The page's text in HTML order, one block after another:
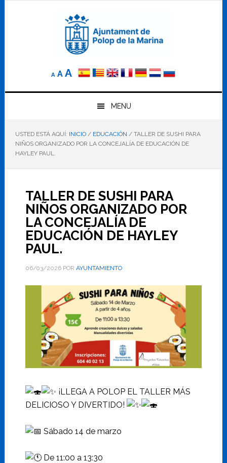
A
Reducir
elA Tamaño
AAumentar
el
tamaño
letra
MENU
USTED ESTÁ AQUÍ: INICIO / EDUCACIÓN /TALLER DE SUSHI PARA
NIÑOS ORGANIZADO POR LA CONCEJALÍA DE EDUCACIÓN DE
HAYLEY PAUL.
TALLER DE SUSHI PARA
NIÑOS ORGANIZADO POR
LA CONCEJALÍA DE
EDUCACIÓN DE HAYLEY
PAUL.
06/03/2026POR AYUNTAMIENTO
¡LLEGA A POLOP EL TALLER MÁS
DELICIOSO Y DIVERTIDO!
Sábado 14 de marzo
De 11:00 a 13:30